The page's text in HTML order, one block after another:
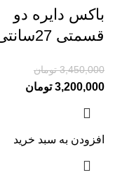
باکس دایره دو
قسمتی 27سانتی
3,450,000 تومان
3,200,000 تومان
افزودن به سبد خرید